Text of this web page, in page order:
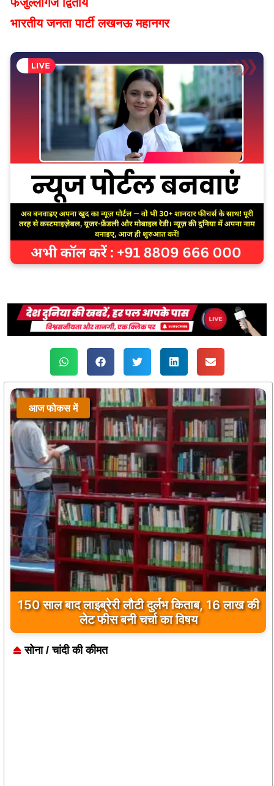
भारतीय जनता पार्टी लखनऊ महानगर
आज फोकस में
150 साल बाद लाइब्रेरी लौटी दुर्लभ किताब, 16 लाख की
लेट फीस बनी चर्चा का विषय
सोना / चांदी की कीमत